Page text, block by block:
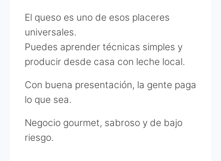
El queso es uno de esos placeres
universales.
Puedes aprender técnicas simples y
producir desde casa con leche local.
Con buena presentación, la gente paga
lo que sea.
Negocio gourmet, sabroso y de bajo
riesgo.